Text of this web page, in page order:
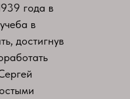
года в
в
достигнув